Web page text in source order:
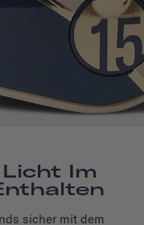
Im
sicher mit dem